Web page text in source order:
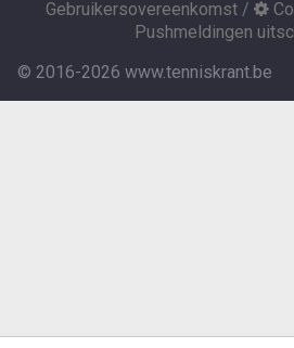
Gebruikersovereenkomst/
Pushmeldingen
© 2016-2026 www.tenniskrant.be